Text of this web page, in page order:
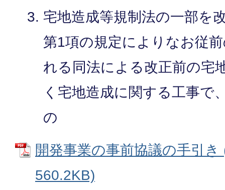
宅地造成等規制法の一部を
第1項の規定によりなお従
れる同法による改正前の宅
く宅地造成に関する工事で
の
開発事業の事前協議の手引
560.2KB)